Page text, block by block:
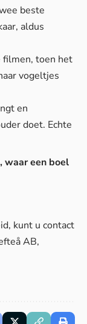
beste
aldus
filmen, toen het
vogeltjes
en
doet. Echte
waar een boel
kunt u contact
AB,